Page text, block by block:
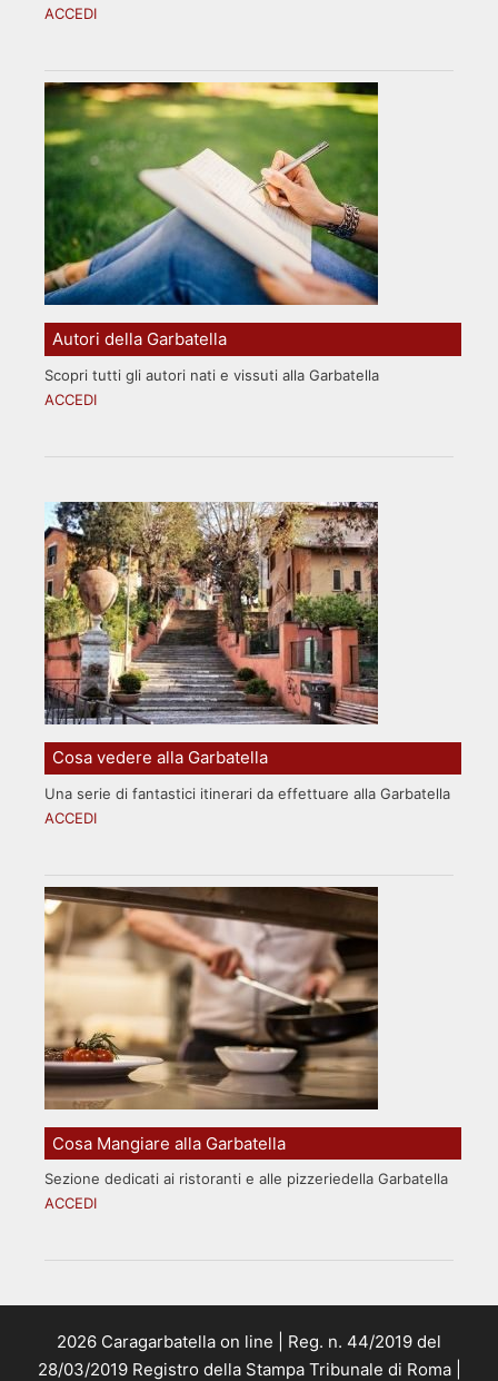
ACCEDI
Autori della Garbatella
Scopri tutti gli autori nati e vissuti alla Garbatella
ACCEDI
Cosa vedere alla Garbatella
Una serie di fantastici itinerari da effettuare alla Garbatella
ACCEDI
Cosa Mangiare alla Garbatella
Sezione dedicati ai ristoranti e alle pizzeriedella Garbatella
ACCEDI
2026 Caragarbatella on line | Reg. n. 44/2019 del
28/03/2019 Registro della Stampa Tribunale di Roma |